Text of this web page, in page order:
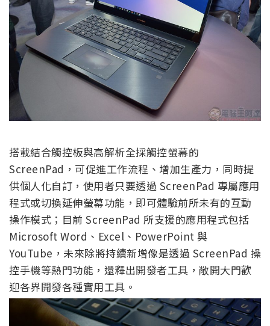
搭載結合觸控板與高解析全採觸控螢幕的
ScreenPad，可促進工作流程、增加生產力，同時提
供個人化自訂，使用者只要透過 ScreenPad 專屬應用
程式或切換延伸螢幕功能，即可體驗前所未有的互動
操作模式；目前 ScreenPad 所支援的應用程式包括
Microsoft Word、Excel、PowerPoint 與
YouTube，未來除將持續新增像是透過 ScreenPad 操
控手機等熱門功能，還釋出開發者工具，敞開大門歡
迎各界開發各種實用工具。